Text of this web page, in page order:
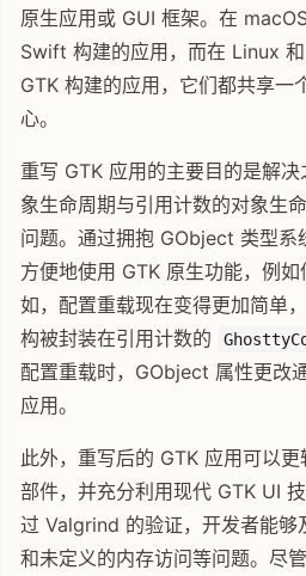
原生应用或 GUI 框架。在
Swift 构建的应用，而在 Linux
GTK 构建的应用，它们都共享一
心。
重写 GTK 应用的主要目的是解
象生命周期与引用计数的对象生
问题。通过拥抱 GObject 类型
方便地使用 GTK 原生功能，例如
如，配置重载现在变得更加简单
构被封装在引用计数的
配置重载时，GObject 属性更改
应用。
此外，重写后的 GTK 应用可以
部件，并充分利用现代 GTK UI
过 Valgrind 的验证，开发者能够
和未定义的内存访问等问题。尽